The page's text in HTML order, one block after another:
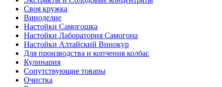
Своя кружка
Виноделие
Настойки Самогошка
Настойки Лаборатория Самогона
Настойки Алтайский Винокур
Для производства и копчения колбас
Кулинария
Сопутствующие товары
Очистка